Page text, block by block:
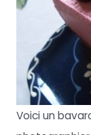
Voici un